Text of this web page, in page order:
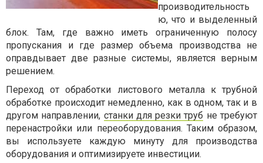
производительность
ю, что и выделенный
блок. Там, где важно иметь ограниченную полосу
пропускания и где размер объема производства не
оправдывает две разные системы, является верным
решением.
Переход от обработки листового металла к трубной
обработке происходит немедленно, как в одном, так и в
другом направлении, станки для резки труб не требуют
перенастройки или переоборудования. Таким образом,
вы используете каждую минуту для производства
оборудования и оптимизируете инвестиции.